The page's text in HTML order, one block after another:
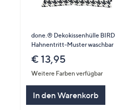
done.® Dekokissenhülle BIRD
Hahnentritt-Muster waschbar
€ 13,95
Weitere Farben verfügbar
In den Warenkorb